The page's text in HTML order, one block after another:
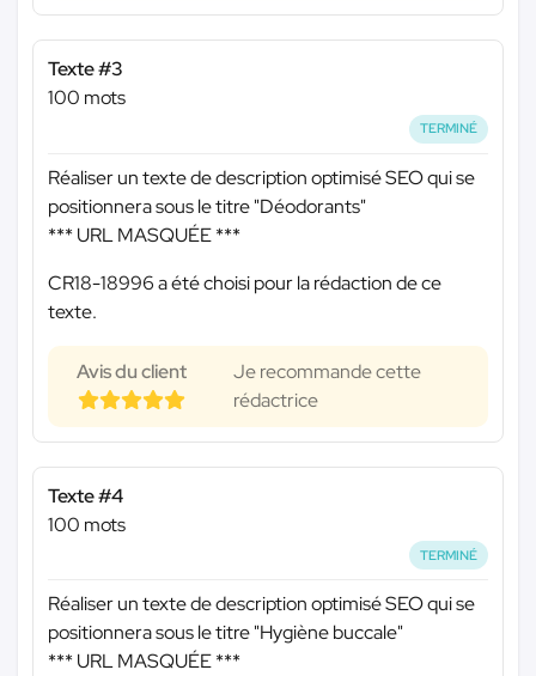
Texte #3
100 mots
TERMINÉ
Réaliser un texte de description optimisé SEO qui se
positionnera sous le titre "Déodorants"
*** URL MASQUÉE ***
CR18-18996 a été choisi pour la rédaction de ce
texte.
Avis du client
Je recommande cette
rédactrice
Texte #4
100 mots
TERMINÉ
Réaliser un texte de description optimisé SEO qui se
positionnera sous le titre "Hygiène buccale"
*** URL MASQUÉE ***